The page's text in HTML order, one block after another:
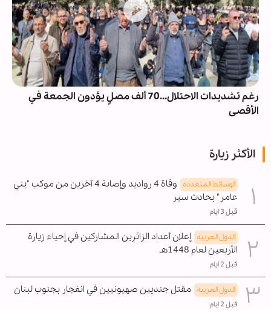
رغم تشديدات الاحتلال...70 ألف مصلٍ يؤدون الجمعة في
الأقصى
الأكثر زيارة
الوسائط المتعدده
وفاة 4 رواديد وإصابة 4 آخرين من موكب "بني
عامر" بحادث سير
قبل 3 ايام
الدول العربیه إعلان أعداد الزائرين المشاركين في إحياء زيارة
الأربعين لعام 1448هـ
قبل 2 ايام
الدول العربیه مقتل جنديين صهيونيين في انفجار بجنوب لبنان
قبل 2 ايام